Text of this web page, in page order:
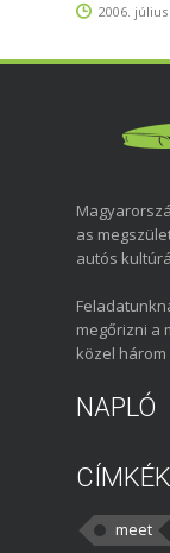
2006. július
as
autós
megőrizni a
közel
NAPLÓ
CÍMKÉK
meet